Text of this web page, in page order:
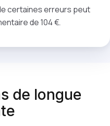
certaines erreurs peut
de 104 €.
de longue